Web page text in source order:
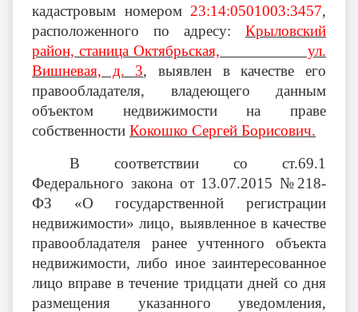
кадастровым номером 23:14:0501003:3457,
расположенного по адресу: Крыловский
район, станица Октябрьская, ул.
Вишневая, д. 3,выявлен в качестве его
правообладателя, владеющего данным
объектом недвижимости на праве
собственности Кокошко Сергей Борисович.
В соответствии со ст.69.1
Федерального закона от 13.07.2015 №218-
ФЗ «О государственной регистрации
недвижимости» лицо, выявленное в качестве
правообладателя ранее учтенного объекта
недвижимости, либо иное заинтересованное
лицо вправе в течение тридцати дней со дня
размещения указанного уведомления,